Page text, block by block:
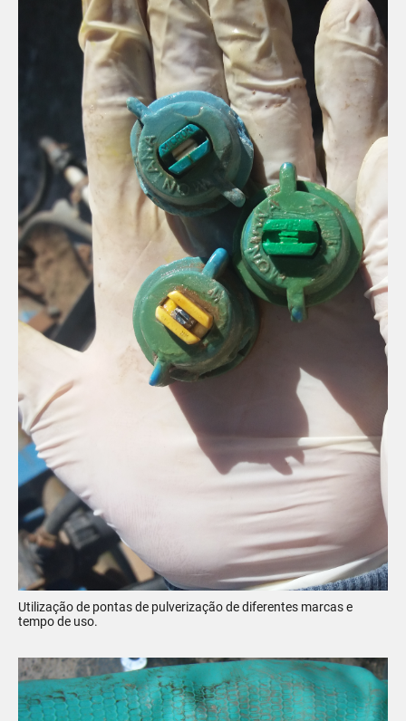
Utilização de pontas de pulverização de diferentes marcas e
tempo de uso.